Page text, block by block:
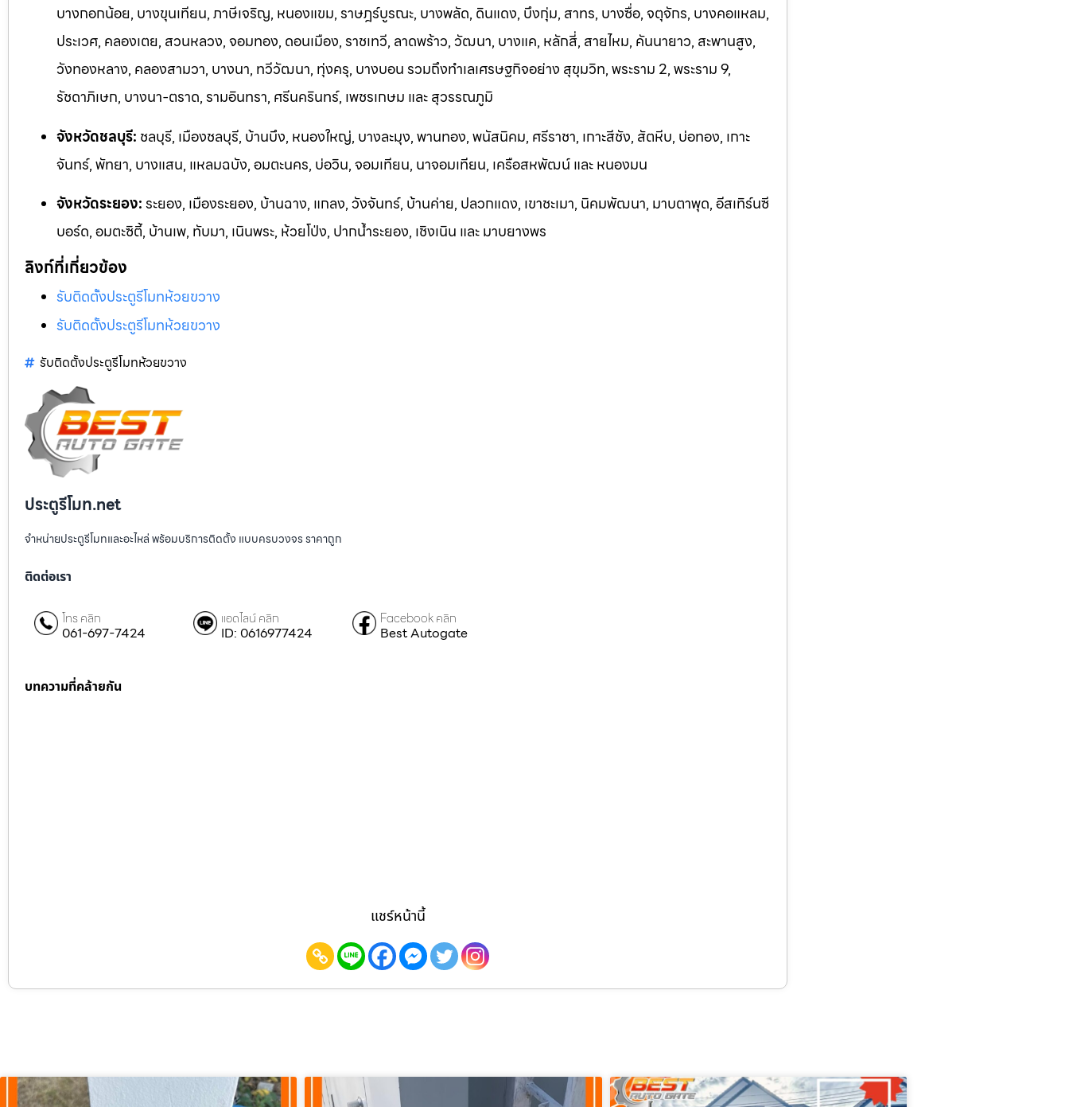
บางกอกน้อย, บางขุนเทียน, ภาษีเจริญ, หนองแขม, ราษฎร์บูรณะ, บางพลัด, ดินแดง, บึงกุ่ม, สาทร, บางซื่อ, จตุจักร, บางคอแหลม,
ประเวศ, คลองเตย, สวนหลวง, จอมทอง, ดอนเมือง, ราชเทวี, ลาดพร้าว, วัฒนา, บางแค, หลักสี่, สายไหม, คันนายาว, สะพานสูง,
วังทองหลาง, คลองสามวา, บางนา, ทวีวัฒนา, ทุ่งครุ, บางบอน รวมถึงทำเลเศรษฐกิจอย่าง สุขุมวิท, พระราม 2, พระราม 9,
รัชดาภิเษก, บางนา-ตราด, รามอินทรา, ศรีนครินทร์, เพชรเกษม และ สุวรรณภูมิ
จังหวัดชลบุรี: ชลบุรี, เมืองชลบุรี, บ้านบึง, หนองใหญ่, บางละมุง, พานทอง, พนัสนิคม, ศรีราชา, เกาะสีชัง, สัตหีบ, บ่อทอง, เกาะ
จันทร์, พัทยา, บางแสน, แหลมฉบัง, อมตะนคร, บ่อวิน, จอมเทียน, นาจอมเทียน, เครือสหพัฒน์ และ หนองมน
จังหวัดระยอง:ระยอง, เมืองระยอง, บ้านฉาง, แกลง, วังจันทร์, บ้านค่าย, ปลวกแดง, เขาชะเมา, นิคมพัฒนา, มาบตาพุด, อีสเทิร์นซี
บอร์ด,อมตะซิตี้, บ้านเพ, ทับมา, เนินพระ, ห้วยโป่ง, ปากน้ำระยอง, เชิงเนิน และ มาบยางพร
ลิงก์ที่เกี่ยวข้อง
รับติดตั้งประตูรีโมทห้วยขวาง
รับติดตั้งประตูรีโมทห้วยขวาง
รับติดตั้งประตูรีโมทห้วยขวาง
ประตูรีโมท.net
จำหน่ายประตูรีโมทและอะไหล่ พร้อมบริการติดตั้ง แบบครบวงจร ราคาถูก
ติดต่อเรา
โทร คลิก
061-697-7424
แอดไลน์ คลิก
ID: 0616977424
Facebook คลิก
Best Autogate
บทความที่คล้ายกัน
แชร์หน้านี้